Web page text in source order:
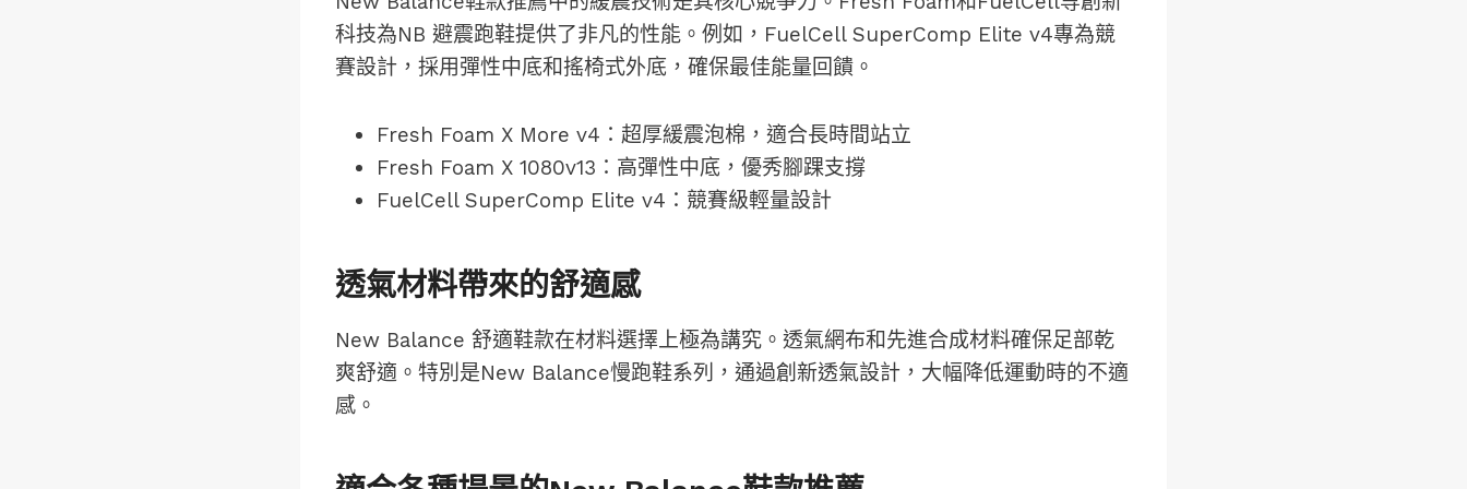
科技為NB 避震跑鞋提供了非凡的性能。例如，FuelCell SuperComp Elite v4專為競
賽設計，採用彈性中底和搖椅式外底，確保最佳能量回饋。
Fresh Foam X More v4：超厚緩震泡棉，適合長時間站立
Fresh Foam X 1080v13：高彈性中底，優秀腳踝支撐
FuelCell SuperComp Elite v4：競賽級輕量設計
透氣材料帶來的舒適感
New Balance 舒適鞋款在材料選擇上極為講究。透氣網布和先進合成材料確保足部乾
爽舒適。特別是New Balance慢跑鞋系列，通過創新透氣設計，大幅降低運動時的不適
感。